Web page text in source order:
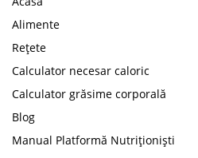
Alimente
Rețete
Calculator necesar caloric
Calculator grăsime corporală
Blog
Manual Platformă Nutriționiști